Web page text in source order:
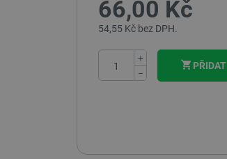
66,00 Kč
54,55 Kč bez DPH.
+
−